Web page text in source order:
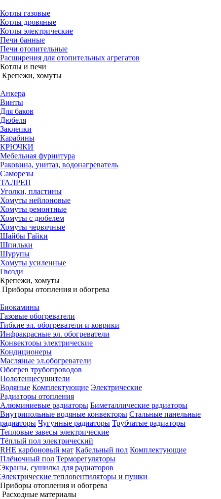
Котлы газовые
Котлы дровяные
Котлы электрические
Печи банные
Печи отопительные
Расширения для отопительных агрегатов
Котлы и печи
Крепежи, хомуты
Анкера
Винты
Для баков
Дюбеля
Заклепки
Карабины
КРЮЧКИ
Мебельная фурнитура
Раковина, унитаз, водонагреватель
Саморезы
ТАЛРЕП
Уголки, пластины
Хомуты нейлоновые
Хомуты ремонтные
Хомуты с дюбелем
Хомуты червячные
Шайбы Гайки
Шпильки
Шурупы
Хомуты усиленные
Гвозди
Крепежи, хомуты
Приборы отопления и обогрева
Биокамины
Газовые обогреватели
Гибкие эл. обогреватели и коврики
Инфракрасные эл. обогреватели
Конвекторы электрические
Кондиционеры
Масляные эл.обогреватели
Обогрев трубопроводов
Полотенцесушители
Водяные Комплектующие Электрические
Радиаторы отопления
Алюминиевые радиаторы Биметаллические радиаторы
Внутрипольные водяные конвекторы Стальные панельные
радиаторы Чугунные радиаторы Трубчатые радиаторы
Тепловые завесы электрические
Тёплый пол электрический
RHE карбоновый мат Кабельный пол Комплектующие
Плёночный пол Терморегуляторы
Экраны, сушилка для радиаторов
Электрические тепловентиляторы и пушки
Приборы отопления и обогрева
Расходные материалы